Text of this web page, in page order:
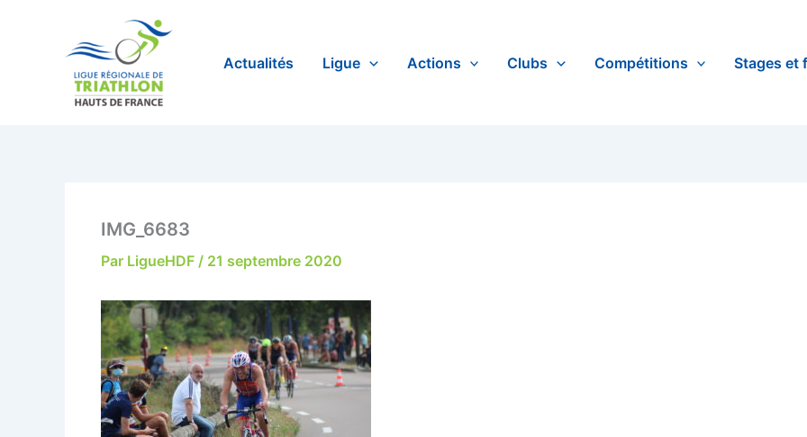
Actualités Ligue Actions Clubs Compétitions Stages et
IMG_6683
Par LigueHDF / 21 septembre 2020